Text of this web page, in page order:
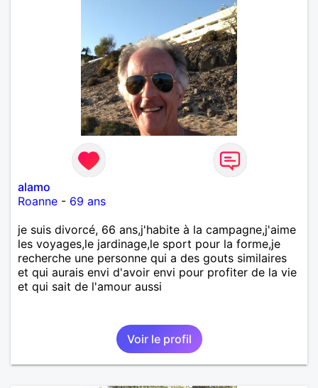
alamo
Roanne - 69 ans
je suis divorcé, 66 ans,j'habite à la campagne,j'aime
les voyages,le jardinage,le sport pour la forme,je
recherche une personne qui a des gouts similaires
et qui aurais envi d'avoir envi pour profiter de la vie
et qui sait de l'amour aussi
Voir le profil